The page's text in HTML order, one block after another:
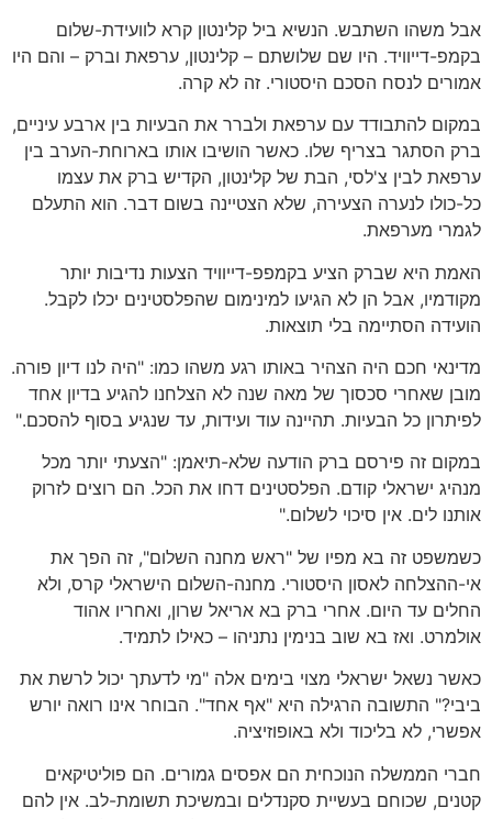
אבל משהו השתבש. הנשיא ביל קלינטון קרא לוועידת-שלום
בקמפ-דייוויד. היו שם שלושתם – קלינטון, ערפאת וברק – והם היו
אמורים לנסח הסכם היסטורי. זה לא קרה.
במקום להתבודד עם ערפאת ולברר את הבעיות בין ארבע עיניים,
ברק הסתגר בצריף שלו. כאשר הושיבו אותו בארוחת-הערב בין
ערפאת לבין צ'לסי, הבת של קלינטון, הקדיש ברק את עצמו
כל-כולו לנערה הצעירה, שלא הצטיינה בשום דבר. הוא התעלם
לגמרי מערפאת.
האמת היא שברק הציע בקמפפ-דייוויד הצעות נדיבות יותר
מקודמיו, אבל הן לא הגיעו למינימום שהפלסטינים יכלו לקבל.
הועידה הסתיימה בלי תוצאות.
מדינאי חכם היה הצהיר באותו רגע משהו כמו: "היה לנו דיון פורה.
מובן שאחרי סכסוך של מאה שנה לא הצלחנו להגיע בדיון אחד
לפיתרון כל הבעיות. תהיינה עוד ועידות, עד שנגיע בסוף להסכם."
במקום זה פירסם ברק הודעה שלא-תיאמן: "הצעתי יותר מכל
מנהיג ישראלי קודם. הפלסטינים דחו את הכל. הם רוצים לזרוק
אותנו לים. אין סיכוי לשלום."
כשמשפט זה בא מפיו של "ראש מחנה השלום", זה הפך את
אי-ההצלחה לאסון היסטורי. מחנה-השלום הישראלי קרס, ולא
החלים עד היום. אחרי ברק בא אריאל שרון, ואחריו אהוד
אולמרט. ואז בא שוב בנימין נתניהו – כאילו לתמיד.
כאשר נשאל ישראלי מצוי בימים אלה "מי לדעתך יכול לרשת את
ביבי?" התשובה הרגילה היא "אף אחד". הבוחר אינו רואה יורש
אפשרי, לא בליכוד ולא באופוזיציה.
חברי הממשלה הנוכחית הם אפסים גמורים. הם פוליטיקאים
קטנים, שכוחם בעשיית סקנדלים ובמשיכת תשומת-לב. אין להם